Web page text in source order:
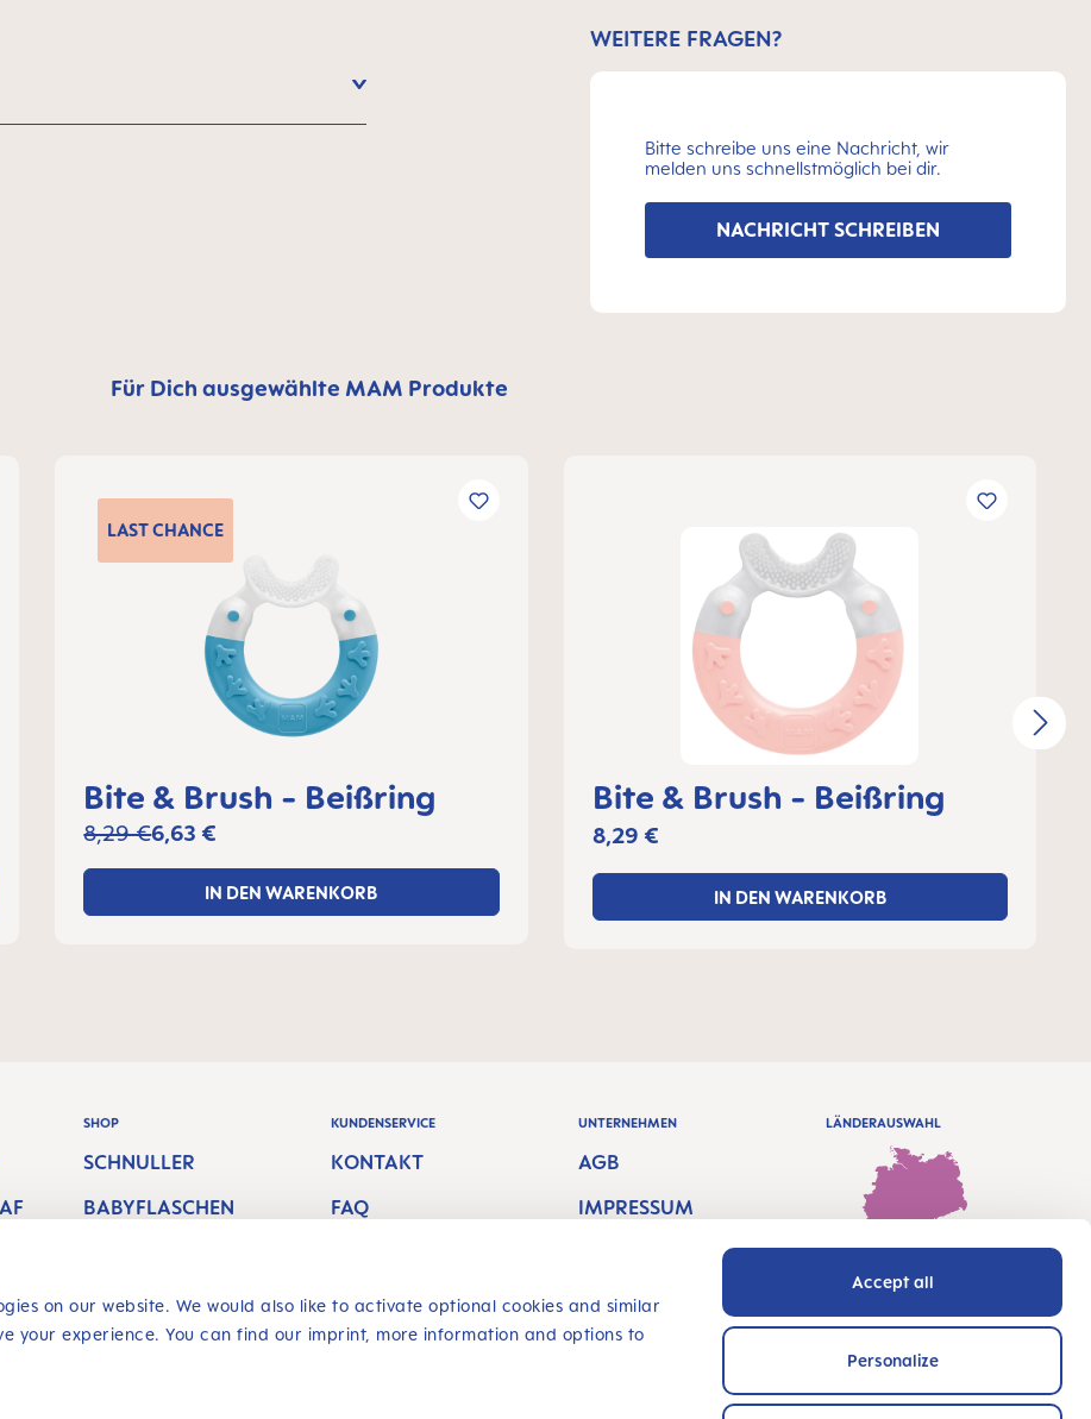
on our website. We would also like to activate optional cookies and similar
your experience. You can find our imprint, more information and options to
Accept all
Personalize
WEITERE FRAGEN?
Bitte schreibe uns eine Nachricht, wir
melden uns schnellstmöglich bei dir.
NACHRICHT SCHREIBEN
Für Dich ausgewählte MAM Produkte
LASTCHANCE
Bite & Brush - Beißring
6,63 €
8,29 €
IN DEN WARENKORB
Bite & Brush - Beißring
8,29 €
IN DEN WARENKORB
SHOP
SCHNULLER
BABYFLASCHEN
MUNDPFLEGE &
BEISSRINGE
KUNDENSERVICE
KONTAKT
FAQ
RÜCKGABERECHT
Vertrag
UNTERNEHMEN
AGB
IMPRESSUM
BARRIEREFREIHEITS
ERKLÄRUNG
HÄNDLERSUCHE
LÄNDERAUSWAHL